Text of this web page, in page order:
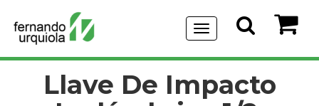
Menu
de
Navegación
Llave De Impacto